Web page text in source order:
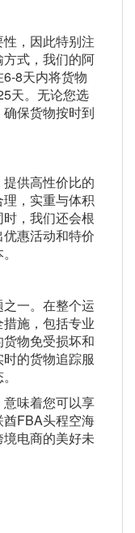
，因此特别注
式，我们的阿
8天内将货物
天。无论您选
保货物按时到
供高性价比的
，实重与体积
，我们还会根
惠活动和特价
一。在整个运
施，包括专业
物免受损坏和
的货物追踪服
味着您可以享
FBA头程空海
电商的美好未